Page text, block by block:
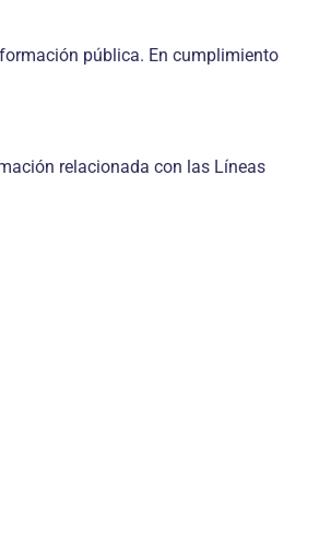
pública. En cumplimiento
relacionada con las Líneas